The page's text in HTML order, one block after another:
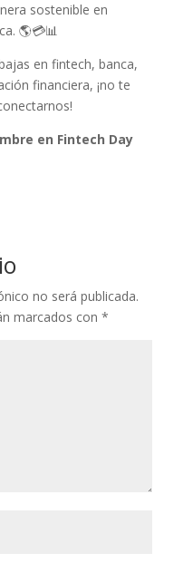
sostenible en
🌎💳📊
en fintech, banca,
financiera, ¡no te
en Fintech Day
no será publicada.
marcados con *